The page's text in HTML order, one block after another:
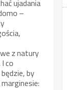
ujadania
–
z natury
co
by